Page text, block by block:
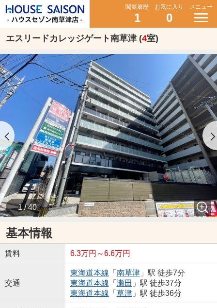
閲覧履歴
1
お気に入り
0
メニュー
エスリードカレッジゲート南草津 (4室)
1 / 40
基本情報
賃料 6.3万円～6.6万円
交通
東海道本線 「 南草津」駅 徒歩7分
東海道本線 「 瀬田 」駅 徒歩37分
東海道本線 「 草津」駅 徒歩36分